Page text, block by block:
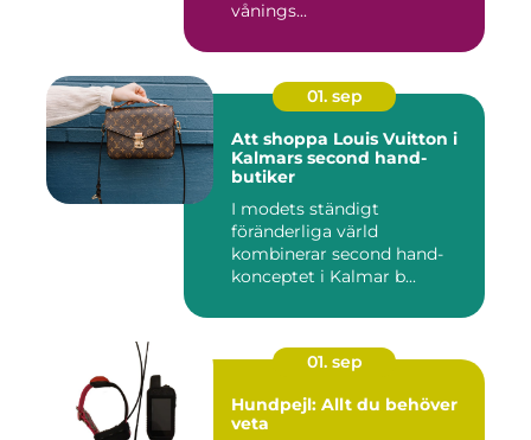
vånings...
01. sep
Att shoppa Louis Vuitton i
Kalmars second hand-
butiker
I modets ständigt
föränderliga värld
kombinerar second hand-
konceptet i Kalmar b...
01. sep
Hundpejl: Allt du behöver
veta